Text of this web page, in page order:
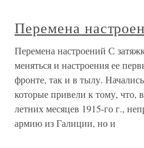
Перемена
Перемена настроений С
меняться и настроения ее
фронте, так и в тылу.
которые привели к тому, что,
летних месяцев 1915-го г.,
армию из Галиции, но и